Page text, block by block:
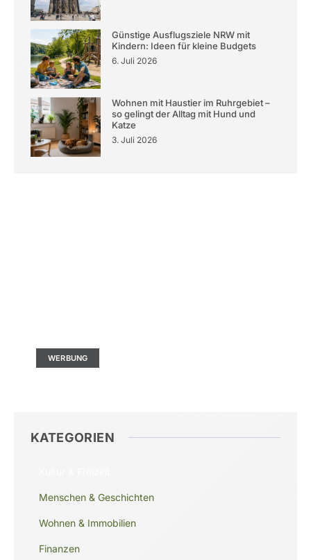
Günstige Ausflugsziele NRW mit
Kindern: Ideen für kleine Budgets
6. Juli 2026
Wohnen mit Haustier im Ruhrgebiet –
so gelingt der Alltag mit Hund und
Katze
3. Juli 2026
WERBUNG
KATEGORIEN
Menschen & Geschichten
Wohnen & Immobilien
Finanzen